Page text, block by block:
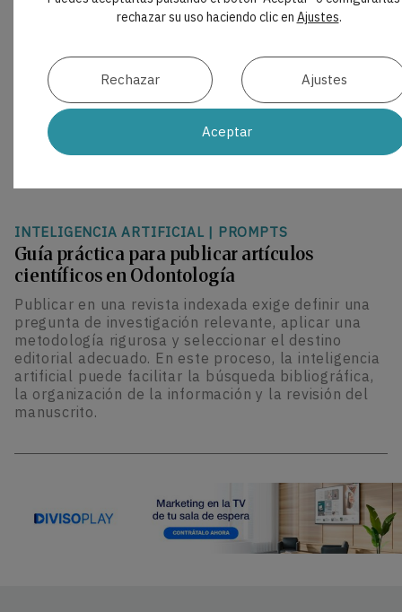
El Consejo de Ministros ha aprobado el Proyecto de
inicia ahora su tramitación parlamentaria. La
reforma actualiza el marco vigente desde 2015 e
incorpora medidas sobre innovación,
abastecimiento, financiación, prescripción y
dispensación.
INTELIGENCIA ARTIFICIAL | PROMPTS
Guía práctica para publicar artículos
científicos en Odontología
Publicar en una revista indexada exige definir una
pregunta de investigación relevante, aplicar una
metodología rigurosa y seleccionar el destino
editorial adecuado. En este proceso, la inteligencia
artificial puede facilitar la búsqueda bibliográfica,
la organización de la información y la revisión del
manuscrito.
rechazar su uso haciendo clic en Ajustes.
Aceptar
Rechazar Ajustes